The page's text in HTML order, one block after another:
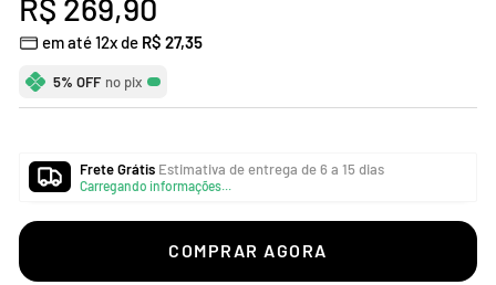
promocional
R$ 269,90
em até 12x de R$ 27,35
5% OFF no pix
Frete Grátis Estimativa de entrega de 6 a 15 dias
Carregando informações...
COMPRAR AGORA